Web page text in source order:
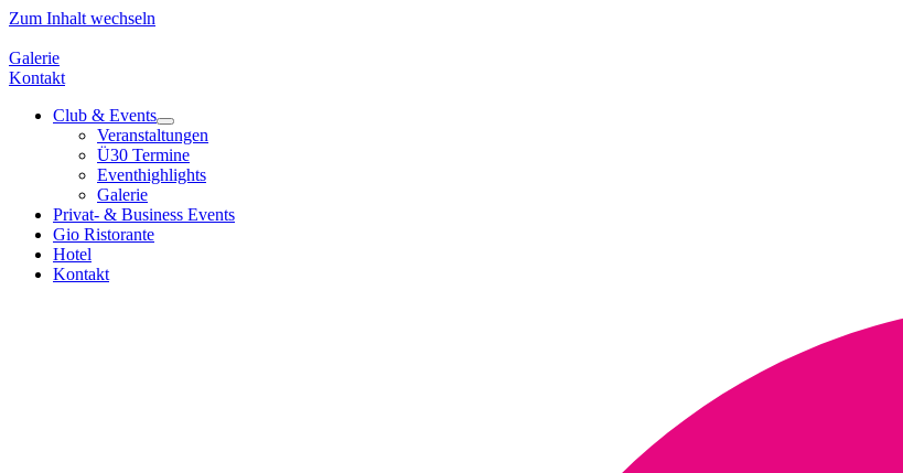
Zum Inhalt wechseln
Galerie
Kontakt
Club & Events
Veranstaltungen
Ü30 Termine
Eventhighlights
Galerie
Privat- & Business Events
Gio Ristorante
Hotel
Kontakt